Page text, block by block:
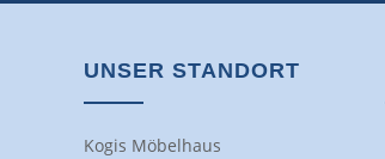
UNSER STANDORT
Kogis Möbelhaus